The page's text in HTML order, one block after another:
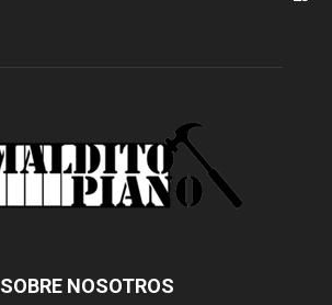
SOBRE NOSOTROS